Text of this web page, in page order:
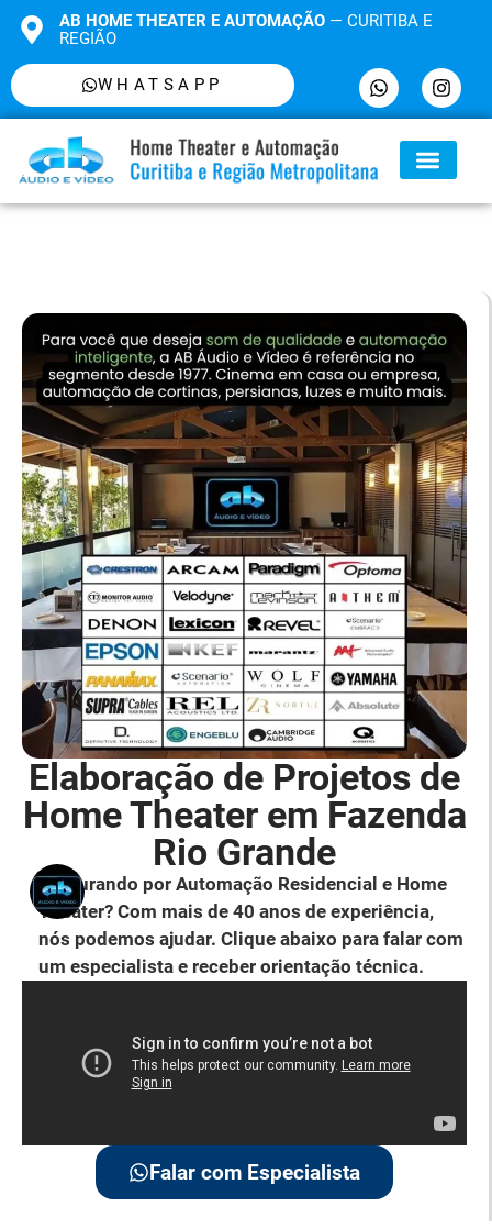
AB HOME THEATER E AUTOMAÇÃO— CURITIBA E
REGIÃO
WHATSAPP
Elaboração de Projetos de
Home Theater em Fazenda
Rio Grande
Procurando por Automação Residencial e Home
Theater? Com mais de 40 anos de experiência,
nós podemos ajudar. Clique abaixo para falar com
um especialista e receber orientação técnica.
Falar com Especialista